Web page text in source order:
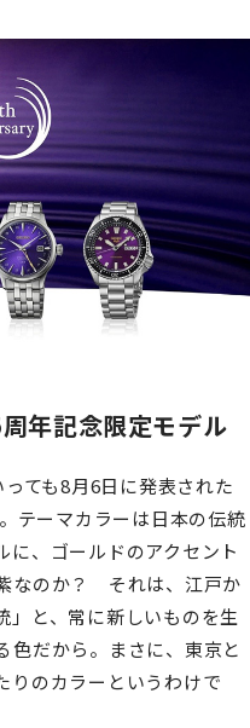
年記念限定モデル
ても8月6日に発表された
テーマカラーは日本の伝統
に、ゴールドのアクセント
なのか？ それは、江戸か
」と、常に新しいものを生
色だから。まさに、東京と
りのカラーというわけで